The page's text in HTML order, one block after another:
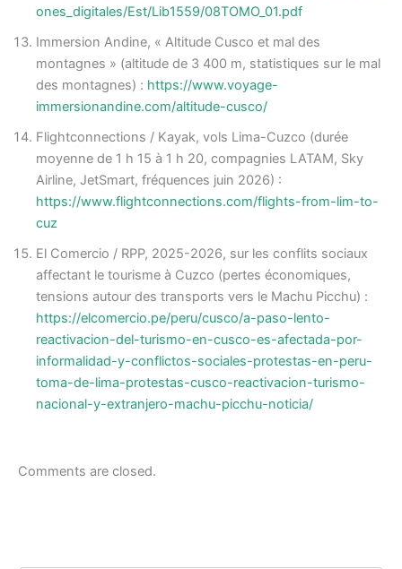
ones_digitales/Est/Lib1559/08TOMO_01.pdf
Immersion Andine, « Altitude Cusco et mal des
montagnes » (altitude de 3 400 m, statistiques sur le mal
des montagnes) : https://www.voyage-
immersionandine.com/altitude-cusco/
Flightconnections / Kayak, vols Lima-Cuzco (durée
moyenne de 1 h 15 à 1 h 20, compagnies LATAM, Sky
Airline, JetSmart, fréquences juin 2026) :
https://www.flightconnections.com/flights-from-lim-to-
cuz
El Comercio / RPP, 2025-2026, sur les conflits sociaux
affectant le tourisme à Cuzco (pertes économiques,
tensions autour des transports vers le Machu Picchu) :
https://elcomercio.pe/peru/cusco/a-paso-lento-
reactivacion-del-turismo-en-cusco-es-afectada-por-
informalidad-y-conflictos-sociales-protestas-en-peru-
toma-de-lima-protestas-cusco-reactivacion-turismo-
nacional-y-extranjero-machu-picchu-noticia/
Comments are closed.